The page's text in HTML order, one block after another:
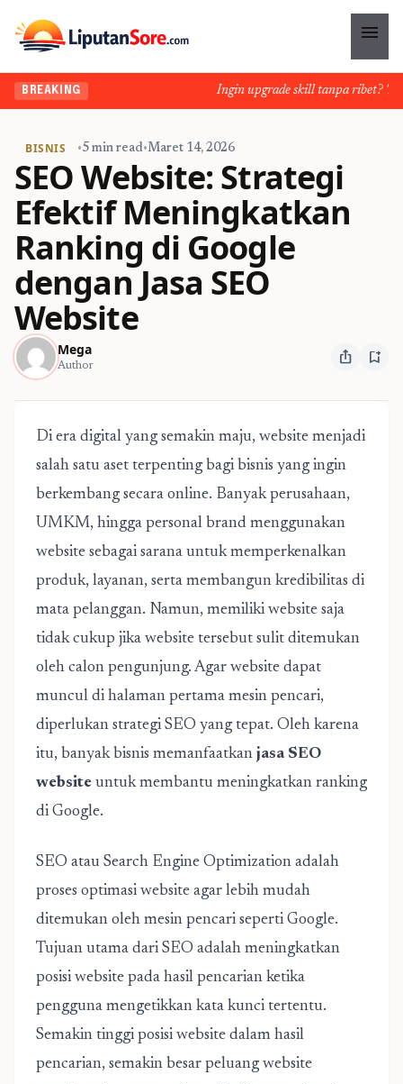
menu
BREAKING Ingin upgrade skill tanpa ribet?
BISNIS •5 min read•Maret 14, 2026
SEO Website: Strategi
Efektif Meningkatkan
Ranking di Google
dengan Jasa SEO
Website
Mega
Author ios_share bookmark_add
Di era digital yang semakin maju, website menjadi
salah satu aset terpenting bagi bisnis yang ingin
berkembang secara online. Banyak perusahaan,
UMKM, hingga personal brand menggunakan
website sebagai sarana untuk memperkenalkan
produk, layanan, serta membangun kredibilitas di
mata pelanggan. Namun, memiliki website saja
tidak cukup jika website tersebut sulit ditemukan
oleh calon pengunjung. Agar website dapat
muncul di halaman pertama mesin pencari,
diperlukan strategi SEO yang tepat. Oleh karena
itu, banyak bisnis memanfaatkan jasa SEO
website untuk membantu meningkatkan ranking
di Google.
SEO atau Search Engine Optimization adalah
proses optimasi website agar lebih mudah
ditemukan oleh mesin pencari seperti Google.
Tujuan utama dari SEO adalah meningkatkan
posisi website pada hasil pencarian ketika
pengguna mengetikkan kata kunci tertentu.
Semakin tinggi posisi website dalam hasil
pencarian, semakin besar peluang website